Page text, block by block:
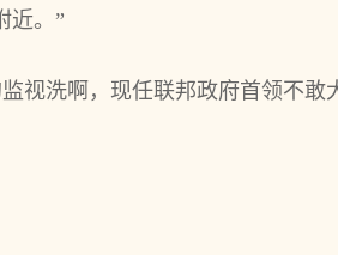
近。”
视洗啊，现任联邦政府首领不敢